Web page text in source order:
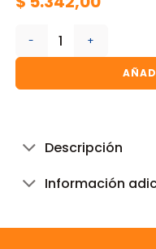
TEE T. F RH 25,3/4
Descripción
Información